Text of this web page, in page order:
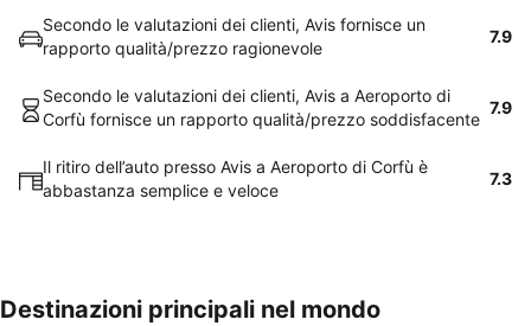
Secondo le valutazioni dei clienti, Avis fornisce un
rapporto qualità/prezzo ragionevole
7.9
Secondo le valutazioni dei clienti, Avis a Aeroporto di
Corfù fornisce un rapporto qualità/prezzo soddisfacente
7.9
Il ritiro dell’auto presso Avis a Aeroporto di Corfù è
abbastanza semplice e veloce
7.3
Destinazioni principali nel mondo